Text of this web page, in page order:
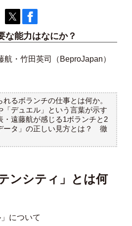
な能力はなにか？
・竹田英司（BeproJapan）
るボランチの仕事とは何か。
「デュエル」という言葉が示す
遠藤航が感じる1ボランチと2
ータ」の正しい見方とは？ 徹
ンシティ」とは何
について